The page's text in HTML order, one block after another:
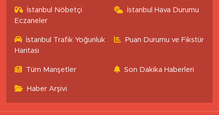
İstanbul Nöbetçi
Eczaneler
İstanbul Hava Durumu
İstanbul Trafik Yoğunluk
Haritası
Puan Durumu ve Fikstür
Tüm Manşetler Son Dakika Haberleri
Haber Arşivi